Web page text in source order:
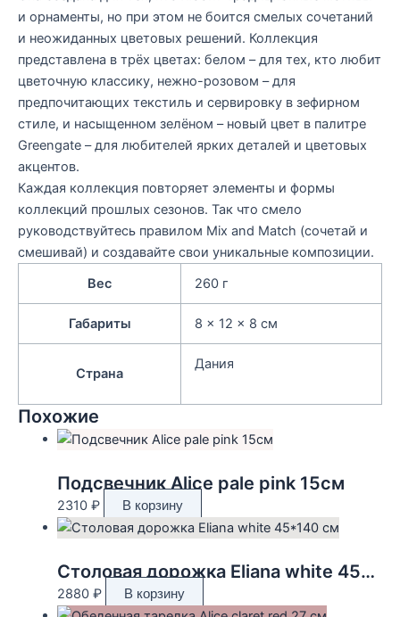
и орнаменты, но при этом не боится смелых сочетаний
и неожиданных цветовых решений. Коллекция
представлена в трёх цветах: белом – для тех, кто любит
цветочную классику, нежно-розовом – для
предпочитающих текстиль и сервировку в зефирном
стиле, и насыщенном зелёном – новый цвет в палитре
Greengate – для любителей ярких деталей и цветовых
акцентов.
Каждая коллекция повторяет элементы и формы
коллекций прошлых сезонов. Так что смело
руководствуйтесь правилом Mix and Match (сочетай и
смешивай) и создавайте свои уникальные композиции.
Вес
260 г
Габариты 8 × 12 × 8 см
Страна
Дания
Похожие
Подсвечник Alice pale pink 15см
2310 ₽ В корзину
Столовая дорожка Eliana white 45*140 см
2880 ₽ В корзину